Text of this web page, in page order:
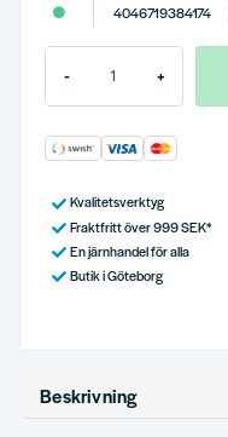
4046719384174
- +
Kvalitetsverktyg
Fraktfritt över 999 SEK*
En järnhandel för alla
Butik i Göteborg
Beskrivning